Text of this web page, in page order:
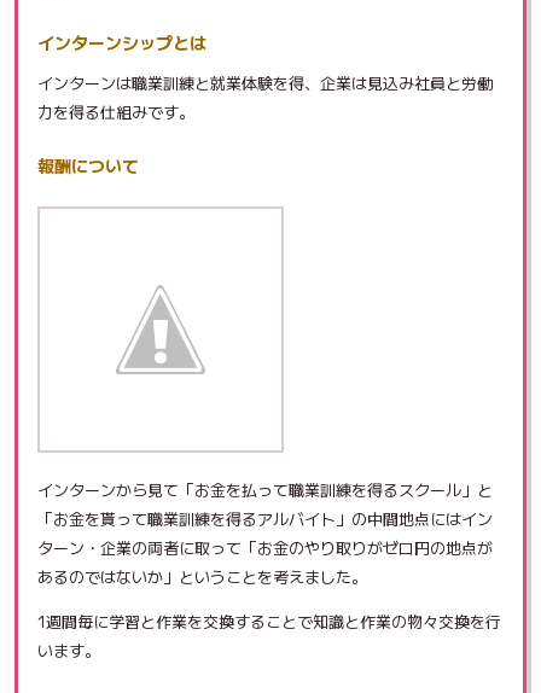
インターンシップとは
インターンは職業訓練と就業体験を得、企業は見込み社員と労働
力を得る仕組みです。
報酬について
インターンから見て「お金を払って職業訓練を得るスクール」と
「お金を貰って職業訓練を得るアルバイト」の中間地点にはイン
ターン・企業の両者に取って「お金のやり取りがゼロ円の地点が
あるのではないか」ということを考えました。
1週間毎に学習と作業を交換することで知識と作業の物々交換を行
います。